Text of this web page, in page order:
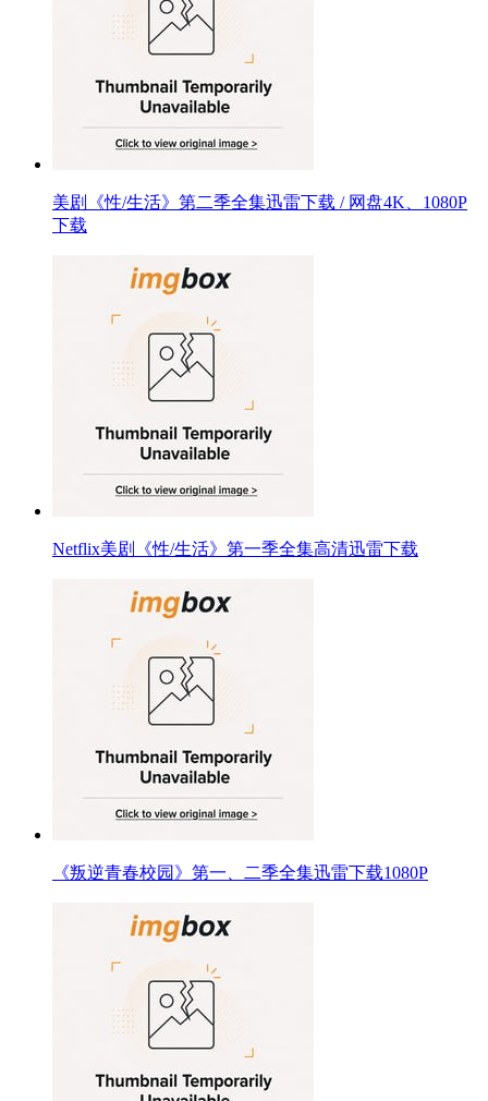
美剧《性/生活》第二季全集迅雷下载 / 网盘4K、1080P
下载
Netflix美剧《性/生活》第一季全集高清迅雷下载
《叛逆青春校园》第一、二季全集迅雷下载1080P